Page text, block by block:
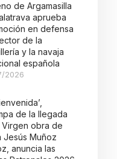
de Argamasilla
aprueba
en defensa
de la
y la navaja
española
2026
de la llegada
Virgen obra de
Jesús Muñoz
anuncia las